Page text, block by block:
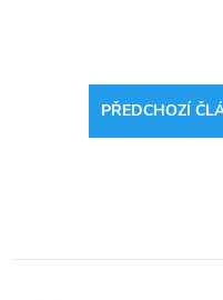
PŘEDCHOZÍ